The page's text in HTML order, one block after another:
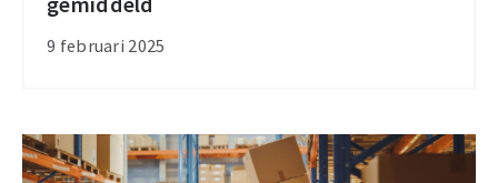
9 februari 2025
magazijnveiligheid:
slechts
gemiddeld